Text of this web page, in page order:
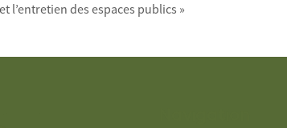
l’entretien des espaces publics »